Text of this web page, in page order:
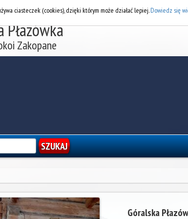
Płazówka
Zakopane
Góralska
ciasteczek (cookies), dzięki którym może działać lepiej.Dowiedz się